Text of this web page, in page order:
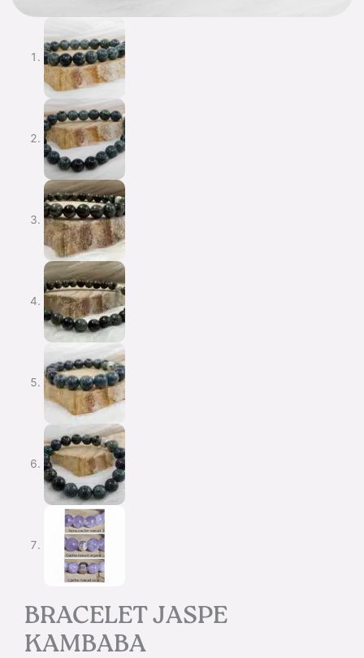
BRACELET JASPE
KAMBABA